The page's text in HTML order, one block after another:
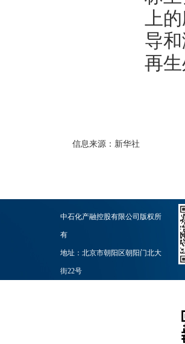
上
导
再
信息来源： 新华社
中石化产融控股有限公司版权所
有
地址：北京市朝阳区朝阳门北大
街22号